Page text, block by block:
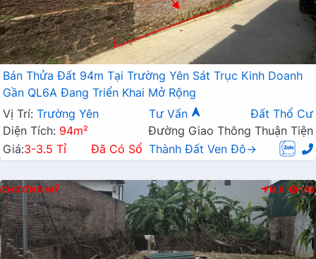
Bán Thửa Đất 94m Tại Trường Yên Sát Trục Kinh Doanh
Gần QL6A Đang Triển Khai Mở Rộng
Vị Trí: Trường Yên Tư Vấn
Đất Thổ Cư
Diện Tích: 94m²
Đường Giao Thông Thuận Tiện
Giá:3-3.5 Tỉ Đã Có Sổ Thành Đất Ven Đô→
CHƯƠNG MỸ Đ.B 196